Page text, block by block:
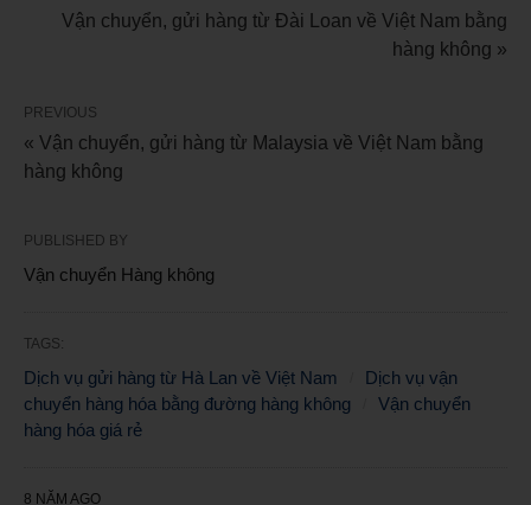
Vận chuyển, gửi hàng từ Đài Loan về Việt Nam bằng
hàng không »
PREVIOUS
« Vận chuyển, gửi hàng từ Malaysia về Việt Nam bằng
hàng không
PUBLISHED BY
Vận chuyển Hàng không
TAGS:
Dịch vụ gửi hàng từ Hà Lan về Việt Nam
Dịch vụ vận
chuyển hàng hóa bằng đường hàng không
Vận chuyển
hàng hóa giá rẻ
8 NĂM AGO